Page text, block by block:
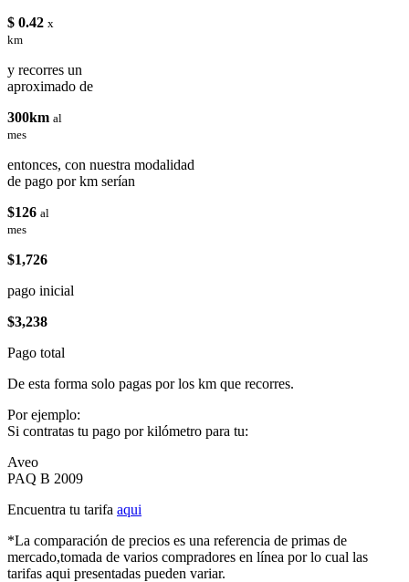
$ 0.42 x
km
y recorres un
aproximado de
300km al
mes
entonces, con nuestra modalidad
de pago por km serían
$126 al
mes
$1,726
pago inicial
$3,238
Pago total
De esta forma solo pagas por los km que recorres.
Por ejemplo:
Si contratas tu pago por kilómetro para tu:
Aveo
PAQ B 2009
Encuentra tu tarifa aqui
*La comparación de precios es una referencia de primas de
mercado,tomada de varios compradores en línea por lo cual las
tarifas aqui presentadas pueden variar.